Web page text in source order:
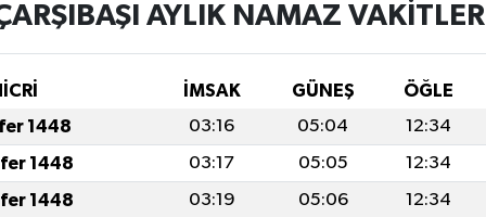
AYLIK NAMAZ VAKITLERI
İMSAK GÜNEŞ ÖĞLE
1448 03:16 05:04 12:34
1448 03:17 05:05 12:34
1448 03:19 05:06 12:34